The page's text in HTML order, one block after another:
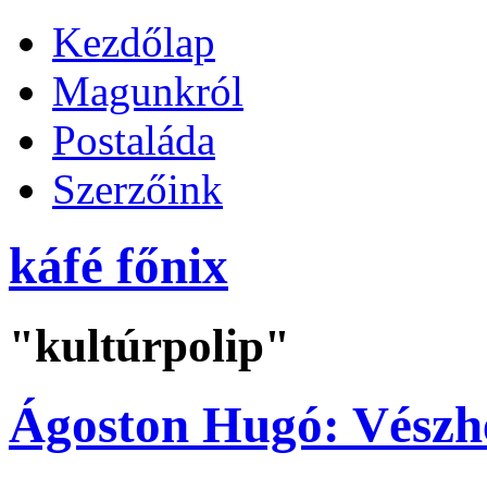
Kezdőlap
Magunkról
Postaláda
Szerzőink
káfé főnix
"kultúrpolip"
Ágoston Hugó: